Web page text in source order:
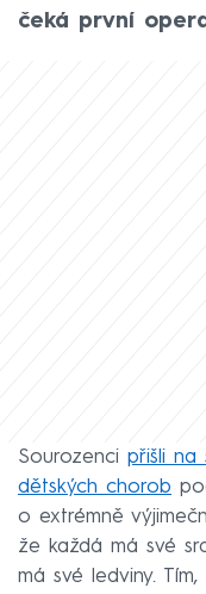
čeká první
Sourozenci přišli na
dětských chorob
o extrémně
že každá má své
má své ledviny.